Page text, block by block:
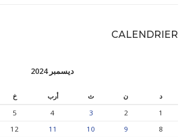
CALENDRIER
ديسمبر 2024
د ن ث أرب خ
1
2
3
4
5
8
9
10
11
12